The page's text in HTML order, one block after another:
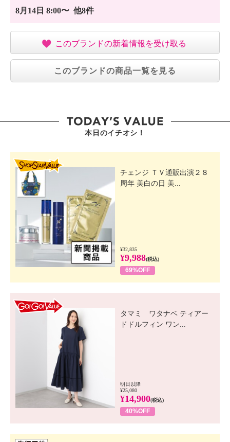
8月14日 8:00〜 他8件
このブランドの新着情報を受け取る
このブランドの商品一覧を見る
本日のイチオシ！
チェンジ ＴＶ通販出演２８
周年 美白の日 美...
¥32,835
¥9,988(税込)
69%OFF
タマミ ワタナベ ティアー
ドドルフィン ワン...
明日以降
¥25,080
¥14,900(税込)
40%OFF